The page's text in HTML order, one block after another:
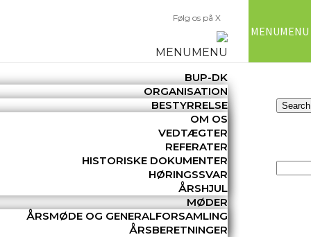
Følg os på X
MENUMENU
BUP-DK
ORGANISATION
BESTYRRELSE
OM OS
VEDTÆGTER
REFERATER
HISTORISKE DOKUMENTER
HØRINGSSVAR
ÅRSHJUL
MØDER
ÅRSMØDE OG GENERALFORSAMLING
ÅRSBERETNINGER
MENUMENU